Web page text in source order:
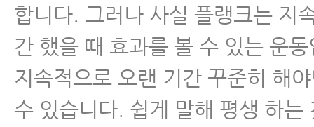
합니다. 그러나 사실 플랭크는 지
간 했을 때 효과를 볼 수 있는 운
지속적으로 오랜 기간 꾸준히 해
수 있습니다. 쉽게 말해 평생 하는